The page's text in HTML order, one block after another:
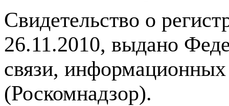
Свидетельство о
26.11.2010, выдано
связи,
(Роскомнадзор).